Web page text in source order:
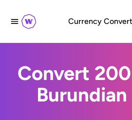
Currency
Convert